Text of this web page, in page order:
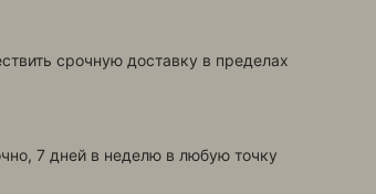
срочную доставку в пределах
7 дней в неделю в любую точку